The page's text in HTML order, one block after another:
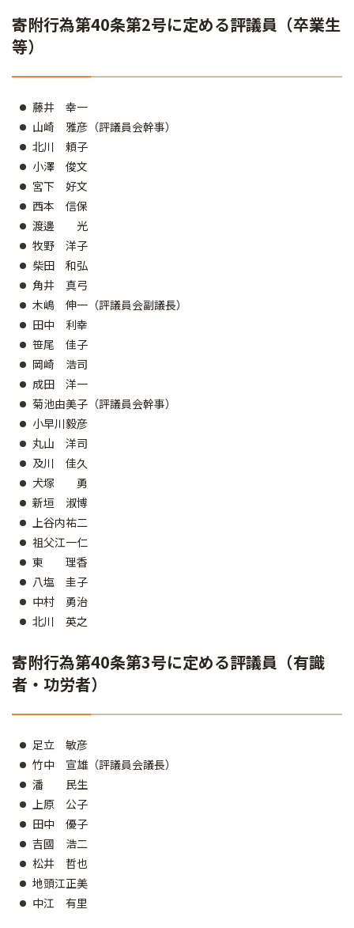
寄附行為第40条第2号に定める評議員（卒業生
等）
藤井 幸一
山崎 雅彦（評議員会幹事）
北川 頼子
小澤 俊文
宮下 好文
西本 信保
渡邊 光
牧野 洋子
柴田 和弘
角井 真弓
木嶋 伸一（評議員会副議長）
田中 利幸
笹尾 佳子
岡崎 浩司
成田 洋一
菊池由美子（評議員会幹事）
小早川毅彦
丸山 洋司
及川 佳久
犬塚 勇
新垣 淑博
上谷内祐二
祖父江一仁
東 理香
八塩 圭子
中村 勇治
北川 英之
寄附行為第40条第3号に定める評議員（有識
者・功労者）
足立 敏彦
竹中 宣雄（評議員会議長）
潘 民生
上原 公子
田中 優子
吉國 浩二
松井 哲也
地頭江正美
中江 有里